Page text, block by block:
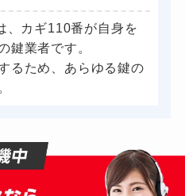
、カギ110番が自身を
鍵業者です。
るため、あらゆる鍵の